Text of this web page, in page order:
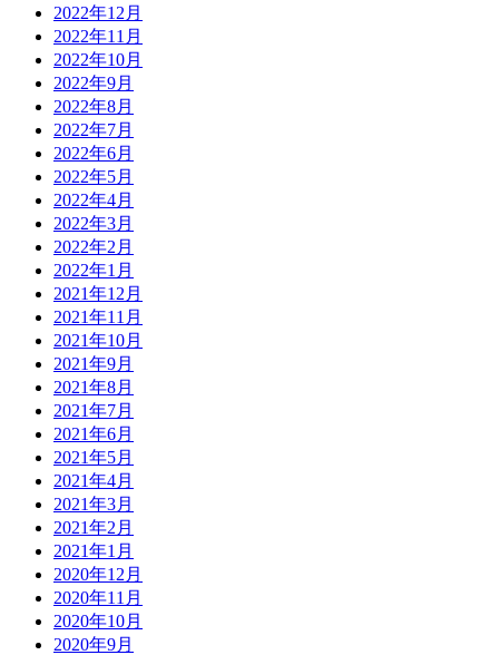
2022年12月
2022年11月
2022年10月
2022年9月
2022年8月
2022年7月
2022年6月
2022年5月
2022年4月
2022年3月
2022年2月
2022年1月
2021年12月
2021年11月
2021年10月
2021年9月
2021年8月
2021年7月
2021年6月
2021年5月
2021年4月
2021年3月
2021年2月
2021年1月
2020年12月
2020年11月
2020年10月
2020年9月